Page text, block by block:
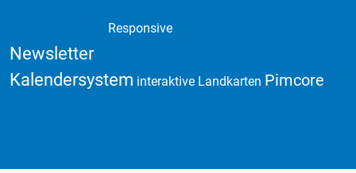
Responsive
Newsletter
Kalendersystem interaktive Landkarten Pimcore